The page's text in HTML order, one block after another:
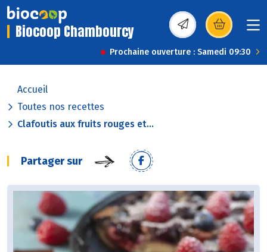
Biocoop Chambourcy (s’ouvre dans une
Prochaine ouverture : Samedi 09:30
Accueil
Toutes nos recettes
Clafoutis aux fruits rouges et...
Partager sur